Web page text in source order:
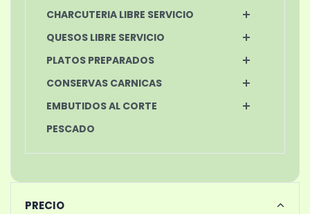
CHARCUTERIA LIBRE SERVICIO
QUESOS LIBRE SERVICIO
PLATOS PREPARADOS
CONSERVAS CARNICAS
EMBUTIDOS AL CORTE
PESCADO
PRECIO